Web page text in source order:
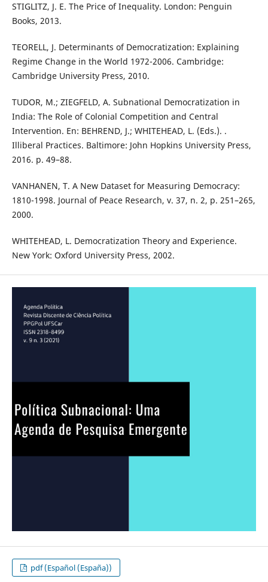
STIGLITZ, J. E. The Price of Inequality. London: Penguin
Books, 2013.
TEORELL, J. Determinants of Democratization: Explaining
Regime Change in the World 1972-2006. Cambridge:
Cambridge University Press, 2010.
TUDOR, M.; ZIEGFELD, A. Subnational Democratization in
India: The Role of Colonial Competition and Central
Intervention. En: BEHREND, J.; WHITEHEAD, L. (Eds.). .
Illiberal Practices. Baltimore: John Hopkins University Press,
2016. p. 49–88.
VANHANEN, T. A New Dataset for Measuring Democracy:
1810-1998. Journal of Peace Research, v. 37, n. 2, p. 251–265,
2000.
WHITEHEAD, L. Democratization Theory and Experience.
New York: Oxford University Press, 2002.
pdf (Español (España))